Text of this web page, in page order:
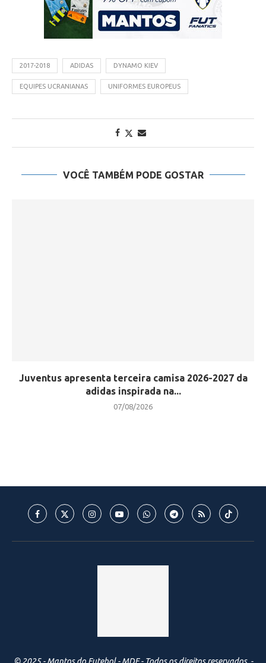
2017-2018 ADIDAS DYNAMO KIEV
EQUIPES UCRANIANAS UNIFORMES EUROPEUS
VOCÊ TAMBÉM PODE GOSTAR
Juventus apresenta terceira camisa 2026-2027 da
adidas inspirada na...
07/08/2026
© 2025 - Mantos do Futebol - MDF - Todos os direitos reservados. -